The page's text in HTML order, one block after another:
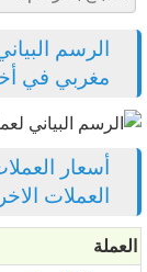
الرسم
مغربي في أخر 5
أسعار
العملات
العملة